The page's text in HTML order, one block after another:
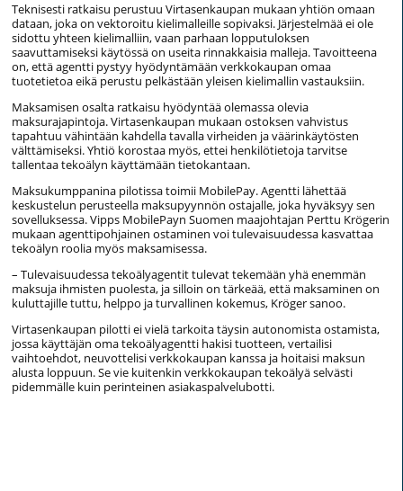
Teknisesti ratkaisu perustuu Virtasenkaupan mukaan yhtiön omaan
dataan, joka on vektoroitu kielimalleille sopivaksi. Järjestelmää ei ole
sidottu yhteen kielimalliin, vaan parhaan lopputuloksen
saavuttamiseksi käytössä on useita rinnakkaisia malleja. Tavoitteena
on, että agentti pystyy hyödyntämään verkkokaupan omaa
tuotetietoa eikä perustu pelkästään yleisen kielimallin vastauksiin.
Maksamisen osalta ratkaisu hyödyntää olemassa olevia
maksurajapintoja. Virtasenkaupan mukaan ostoksen vahvistus
tapahtuu vähintään kahdella tavalla virheiden ja väärinkäytösten
välttämiseksi. Yhtiö korostaa myös, ettei henkilötietoja tarvitse
tallentaa tekoälyn käyttämään tietokantaan.
Maksukumppanina pilotissa toimii MobilePay. Agentti lähettää
keskustelun perusteella maksupyynnön ostajalle, joka hyväksyy sen
sovelluksessa. Vipps MobilePayn Suomen maajohtajan Perttu Krögerin
mukaan agenttipohjainen ostaminen voi tulevaisuudessa kasvattaa
tekoälyn roolia myös maksamisessa.
– Tulevaisuudessa tekoälyagentit tulevat tekemään yhä enemmän
maksuja ihmisten puolesta, ja silloin on tärkeää, että maksaminen on
kuluttajille tuttu, helppo ja turvallinen kokemus, Kröger sanoo.
Virtasenkaupan pilotti ei vielä tarkoita täysin autonomista ostamista,
jossa käyttäjän oma tekoälyagentti hakisi tuotteen, vertailisi
vaihtoehdot, neuvottelisi verkkokaupan kanssa ja hoitaisi maksun
alusta loppuun. Se vie kuitenkin verkkokaupan tekoälyä selvästi
pidemmälle kuin perinteinen asiakaspalvelubotti.